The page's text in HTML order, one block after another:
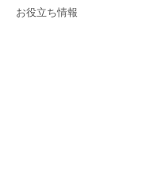
お役立ち情報